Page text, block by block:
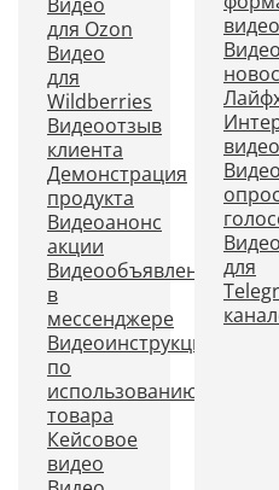
для Ozon
Видео
для
Wildberries
Видеоотзыв
клиента
Демонстрация
продукта
Видеоанонс
акции
Видеообъявление
в
мессенджере
Видеоинструкция
по
использованию
товара
Кейсовое
видео
видео
видео
Видео
для